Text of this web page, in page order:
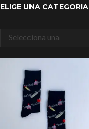
ELIGE UNA CATEGORIA
Selecciona una